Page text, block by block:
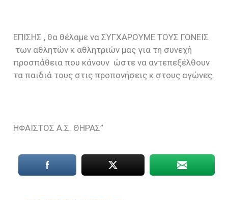
ΕΠΙΣΗΣ , θα θέλαμε να ΣΥΓΧΑΡΟΥΜΕ ΤΟΥΣ ΓΟΝΕΙΣ
των αθλητών κ αθλητριών μας για τη συνεχή
προσπάθεια που κάνουν ώστε να αντεπεξέλθουν
τα παιδιά τους στις προπονήσεις κ στους αγώνες.
ΗΦΑΙΣΤΟΣ Α.Σ. ΘΗΡΑΣ”